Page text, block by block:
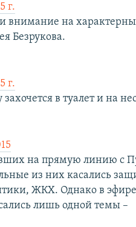
г.
внимание на
Безрукова.
г.
в туалет и на
на прямую линию с
из них касались
ЖКХ. Однако в эфире
лишь одной темы –